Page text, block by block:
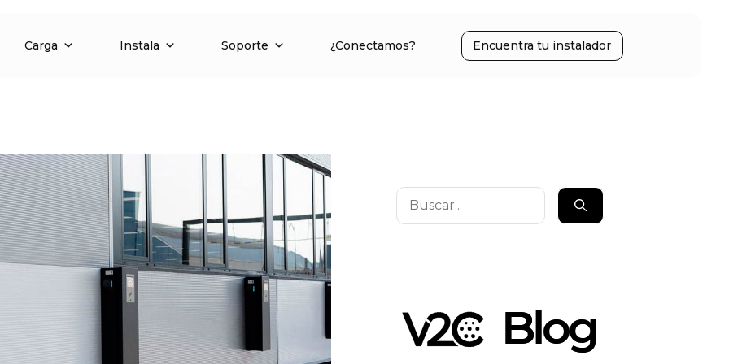
Carga Instala Soporte ¿Conectamos? Encuentra tu instalador
Buscar: